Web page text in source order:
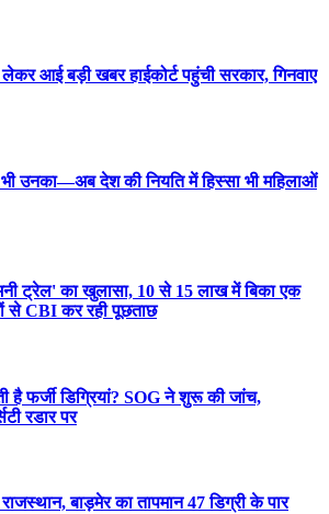
आई बड़ी खबर हाईकोर्ट पहुंची सरकार, गिनवाए
उनका—अब देश की नियति में हिस्सा भी महिलाओं
ट्रेल' का खुलासा, 10 से 15 लाख में बिका एक
से CBI कर रही पूछताछ
है फर्जी डिग्रियां? SOG ने शुरू की जांच,
रडार पर
बाड़मेर का तापमान 47 ड‍िग्री के पार